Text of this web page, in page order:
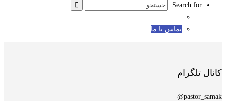
Search for:
تماس با ما
کانال تلگرام
pastor_samak@